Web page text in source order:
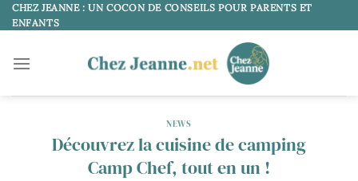
Passer
au
CHEZ JEANNE : UN COCON DE CONSEILS POUR PARENTS ET
ENFANTS
NEWS
Découvrez la cuisine de camping
Camp Chef, tout en un !